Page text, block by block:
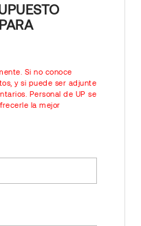
Si no conoce
y si puede ser adjunte
Personal de UP se
la mejor